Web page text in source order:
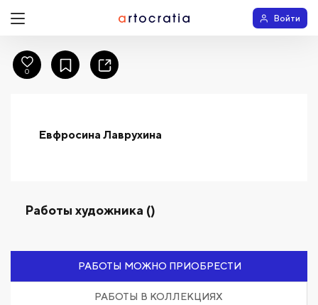
Войти
Евфросина Лаврухина
Работы художника ()
РАБОТЫ МОЖНО ПРИОБРЕСТИ
РАБОТЫ В КОЛЛЕКЦИЯХ
0